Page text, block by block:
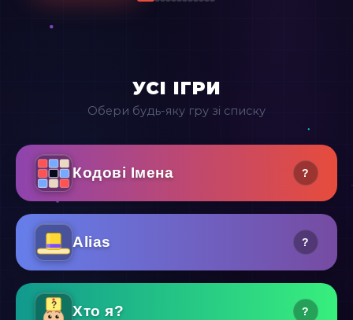
УСІ ІГРИ
Обери будь-яку гру зі списку
Кодові Імена ?
Alias ?
? Хто я? ?